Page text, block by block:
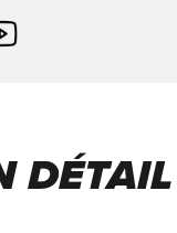
DÉTAIL